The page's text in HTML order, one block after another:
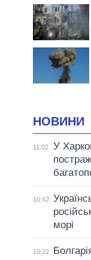
НОВИНИ
11:02
У
10:42
морі
10:22